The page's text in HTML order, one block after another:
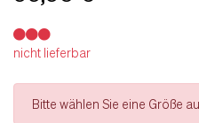
nicht lieferbar
Bitte wählen Sie eine Größe